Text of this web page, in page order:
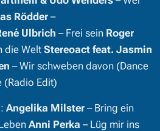
Rödder –
Ulbrich – Frei sein Roger
die Welt Stereoact feat. Jasmin
– Wir schweben davon (Dance
(Radio Edit)
Angelika Milster – Bring ein
Anni Perka – Lüg mir ins